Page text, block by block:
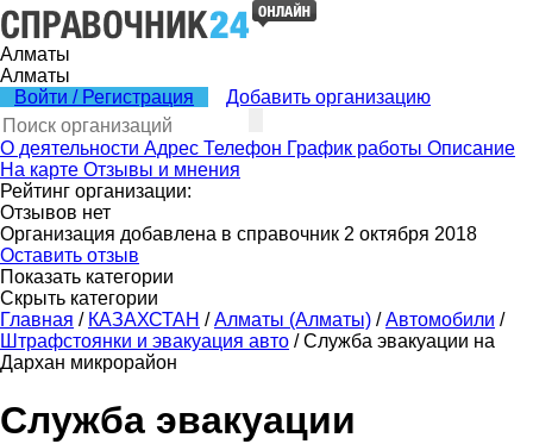
Алматы
Алматы
Войти / Регистрация
Добавить организацию
О деятельности Адрес Телефон График работы Описание
На карте Отзывы и мнения
Рейтинг организации:
Отзывов нет
Организация добавлена в справочник 2 октября 2018
Оставить отзыв
Показать категории
Скрыть категории
Главная / КАЗАХСТАН / Алматы (Алматы) / Автомобили /
Штрафстоянки и эвакуация авто / Служба эвакуации на
Дархан микрорайон
Служба эвакуации